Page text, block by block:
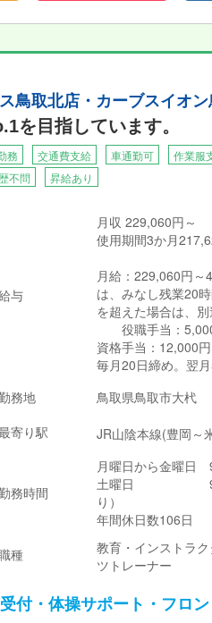
鳥取北店・カーブスイオ
を目指しています。
務 交通費支給 車通勤可 作業服
不問 昇給あり
与
月収 229,060円～
使用期間3か月
月給：229,060円
は、みなし残業20
を超えた場合は、別
役職手当：
資格手当：12,000円
毎月20日締め。翌月
務地
鳥取県鳥取市大杙
寄り駅
JR山陰本線(豊岡～
務時間
月曜日から金曜日
土曜日 9時30
り）
年間休日数106日
種
教育・インストラ
ツトレーナー
付・体操サポート・フロ